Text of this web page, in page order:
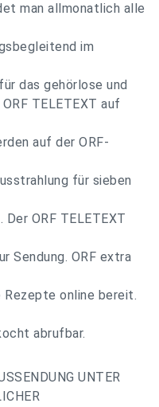
man allmonatlich alle
im
das gehörlose und
TELETEXT auf
auf der ORF-
für sieben
ORF TELETEXT
Sendung. ORF extra
Rezepte online bereit.
abrufbar.
UNTER